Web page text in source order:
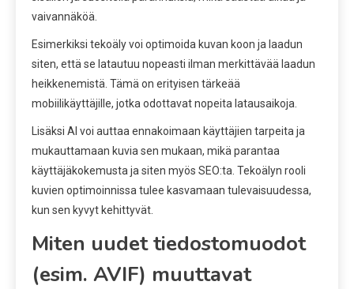
vaivannäköä.
Esimerkiksi tekoäly voi optimoida kuvan koon ja laadun
siten, että se latautuu nopeasti ilman merkittävää laadun
heikkenemistä. Tämä on erityisen tärkeää
mobiilikäyttäjille, jotka odottavat nopeita latausaikoja.
Lisäksi AI voi auttaa ennakoimaan käyttäjien tarpeita ja
mukauttamaan kuvia sen mukaan, mikä parantaa
käyttäjäkokemusta ja siten myös SEO:ta. Tekoälyn rooli
kuvien optimoinnissa tulee kasvamaan tulevaisuudessa,
kun sen kyvyt kehittyvät.
Miten uudet tiedostomuodot
(esim. AVIF) muuttavat